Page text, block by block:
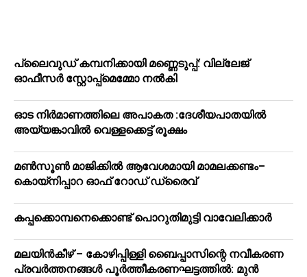
പ്ലൈവുഡ് കമ്പനിക്കായി മണ്ണെടുപ്പ്: വില്ലേജ്
ഓഫീസർ സ്റ്റോപ്പ്മെമ്മോ നൽകി
ഓട നിർമാണത്തിലെ അപാകത :ദേശീയപാതയിൽ
അയ്യങ്കാവിൽ വെള്ളക്കെട്ട് രൂക്ഷം
മൺസൂൺ മാജിക്കിൽ ആവേശമായി മാമലക്കണ്ടം–
കൊയ്‌നിപ്പാറ ഓഫ് റോഡ് ഡ്രൈവ്
കപ്പക്കൊമ്പനെക്കൊണ്ട് പൊറുതിമുട്ടി വാവേലിക്കാർ
മലയിന്‍കീഴ് – കോഴിപ്പിള്ളി ബൈപ്പാസിന്റെ നവീകരണ
പ്രവര്‍ത്തനങ്ങള്‍ പൂര്‍ത്തീകരണഘട്ടത്തില്‍: മുന്‍